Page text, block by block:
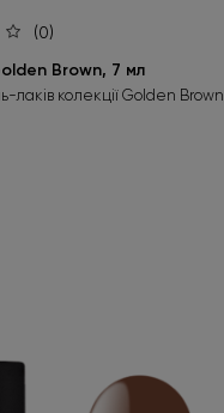
(0)
Brown, 7 мл
лаків колекції Golden Brown